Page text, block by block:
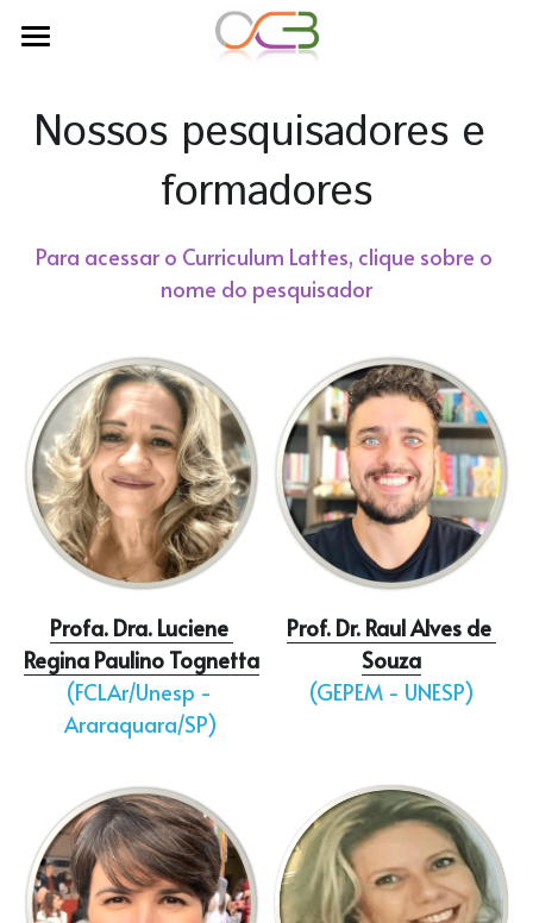
Nossas Investigações
Nossos pesquisadores
Comunidades de Cuidado e Apoio
Album de Fotos
Aulas de Convivência
Espaço da Escola
Publicações - Materiais de Estudo
Convivência na Escola Pública
Contato
Busca
Precisa de Ajuda?
Nossos pesquisadores e
formadores
Para acessar o Curriculum Lattes, clique sobre o
nome do pesquisador
Profa. Dra. Luciene
Regina Paulino Tognetta
(FCLAr/Unesp -
Araraquara/SP)
Prof. Dr. Raul Alves de
Souza
(GEPEM - UNESP)